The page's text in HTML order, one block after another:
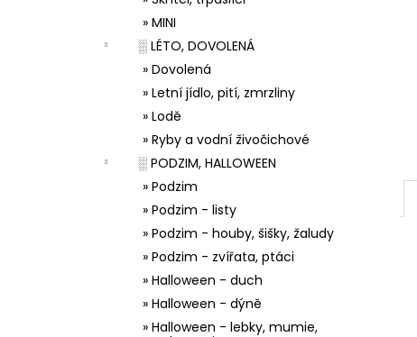
» MINI
░ LÉTO, DOVOLENÁ
» Dovolená
» Letní jídlo, pití, zmrzliny
» Lodě
» Ryby a vodní živočichové
░ PODZIM, HALLOWEEN
» Podzim
» Podzim - listy
» Podzim - houby, šišky, žaludy
» Podzim - zvířata, ptáci
» Halloween - duch
» Halloween - dýně
» Halloween - lebky, mumie,
33001 ZDOBÍCÍ SÁČEK